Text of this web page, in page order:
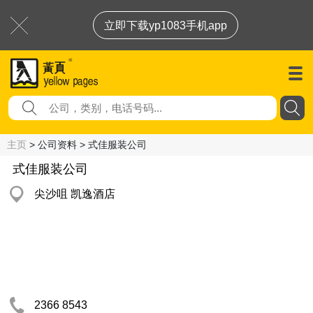
立即下载yp1083手机app
主页 > 公司资料 > 式佳服装公司
式佳服装公司
尖沙咀 凯逸酒店
2366 8543